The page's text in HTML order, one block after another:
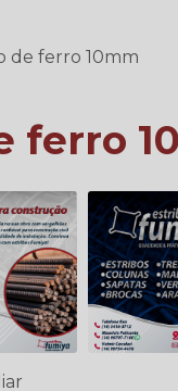
de ferro 10mm
ferro